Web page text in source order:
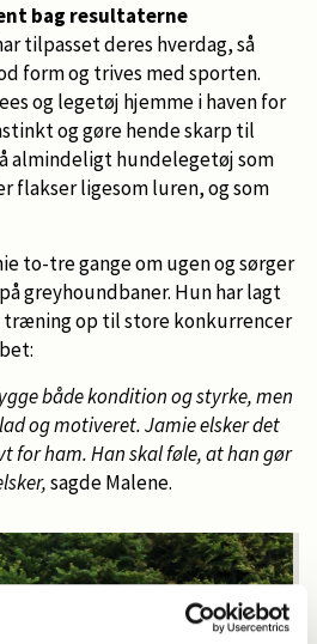
bag resultaterne
tilpasset deres hverdag, så
form og trives med sporten.
og legetøj hjemme i haven for
og gøre hende skarp til
almindeligt hundelegetøj som
flakser ligesom luren, og som
to-tre gange om ugen og sørger
greyhoundbaner. Hun har lagt
træning op til store konkurrencer
både kondition og styrke, men
og motiveret. Jamie elsker det
for ham. Han skal føle, at han gør
sagde Malene.